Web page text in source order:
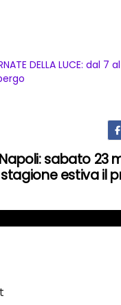
DELLA LUCE: dal 7
sabato 23
estiva il